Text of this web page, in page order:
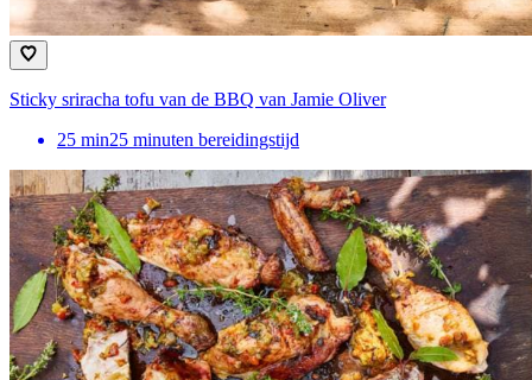
Sticky sriracha tofu van de BBQ van Jamie Oliver
25 min25 minuten bereidingstijd